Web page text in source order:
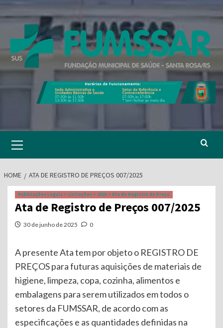
to
Menu
HOME ATA DE REGISTRO DE PREÇOS 007/2025
Publicações Legais > Licitações > 2025 > Ata de Registro de Preço
Ata de Registro de Preços 007/2025
30 de junho de 2025 0
A presente Ata tem por objeto o REGISTRO DE
PREÇOS para futuras aquisições de materiais de
higiene, limpeza, copa, cozinha, alimentos e
embalagens para serem utilizados em todos o
setores da FUMSSAR, de acordo com as
especificações e as quantidades definidas na